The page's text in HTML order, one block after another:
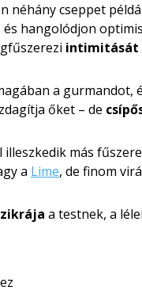
néhány cseppet
és hangolódjon
intimitását
a gurmandot,
őket – de
illeszkedik más
a Lime, de finom
a testnek, a